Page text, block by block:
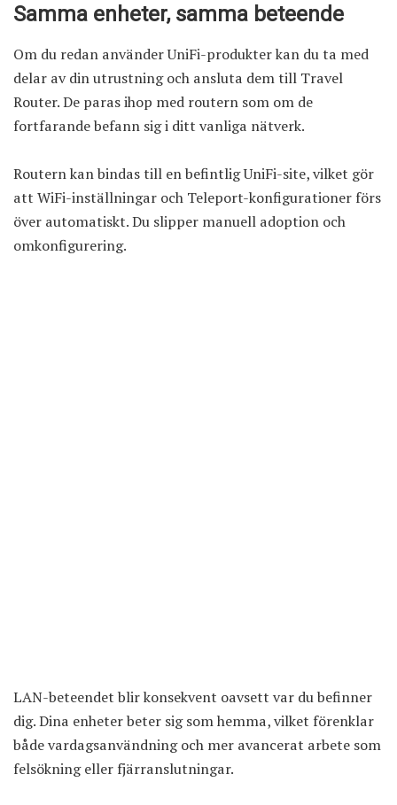
Samma enheter, samma beteende
Om du redan använder UniFi-produkter kan du ta med
delar av din utrustning och ansluta dem till Travel
Router. De paras ihop med routern som om de
fortfarande befann sig i ditt vanliga nätverk.
Routern kan bindas till en befintlig UniFi-site, vilket gör
att WiFi-inställningar och Teleport-konfigurationer förs
över automatiskt. Du slipper manuell adoption och
omkonfigurering.
LAN-beteendet blir konsekvent oavsett var du befinner
dig. Dina enheter beter sig som hemma, vilket förenklar
både vardagsanvändning och mer avancerat arbete som
felsökning eller fjärranslutningar.